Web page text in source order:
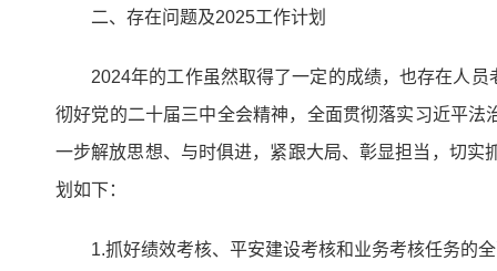
二、存在问题及2025工作计划
2024年的工作虽然取得了一定的成绩，也存在人
彻好党的二十届三中全会精神，全面贯彻落实习近平
一步解放思想、与时俱进，紧跟大局、彰显担当，切
划如下：
1.抓好绩效考核、平安建设考核和业务考核任务的